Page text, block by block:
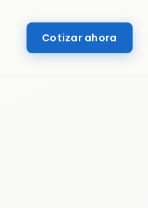
Cotizar ahora